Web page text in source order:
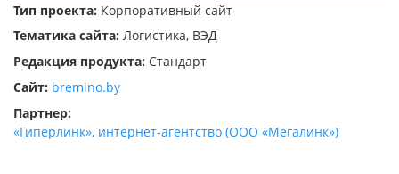
Запомнить меня на этом
компьютере
Забыли свой пароль?
Тип проекта: Корпоративный сайт
Тематика сайта: Логистика, ВЭД
Редакция продукта: Стандарт
Сайт: bremino.by
Партнер:
«Гиперлинк», интернет-агентство (ООО «Мегалинк»)